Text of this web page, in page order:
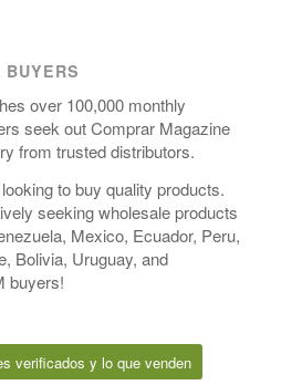
BUYERS
over 100,000 monthly
seek out Comprar Magazine
from trusted distributors.
to buy quality products.
seeking wholesale products
Mexico, Ecuador, Peru,
Bolivia, Uruguay, and
buyers!
verificados y lo que venden